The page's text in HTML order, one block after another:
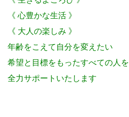
《 心豊かな生活 》
《 大人の楽しみ 》
年齢をこえて自分を変えたい
希望と目標をもったすべての人を
全力サポートいたします